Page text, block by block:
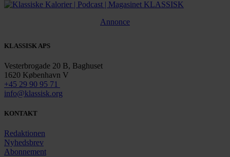
Annonce
KLASSISK APS
Vesterbrogade 20 B, Baghuset
1620 København V
+45 29 90 95 71
info@klassisk.org
KONTAKT
Redaktionen
Nyhedsbrev
Abonnement